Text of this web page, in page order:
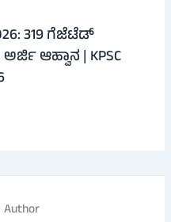
319 ಗೆಜೆಟೆಡ್
ಆಹ್ವಾನ | KPSC
Author